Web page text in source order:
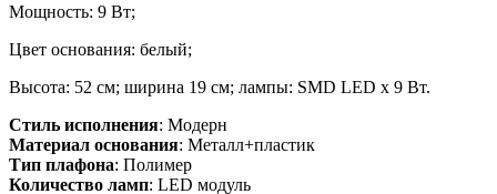
Мощность: 9 Вт;
Цвет основания: белый;
Высота: 52 см; ширина 19 см; лампы: SMD LED х 9 Вт.
Стиль исполнения: Модерн
Материал основания: Металл+пластик
Тип плафона: Полимер
Количество ламп: LED модуль